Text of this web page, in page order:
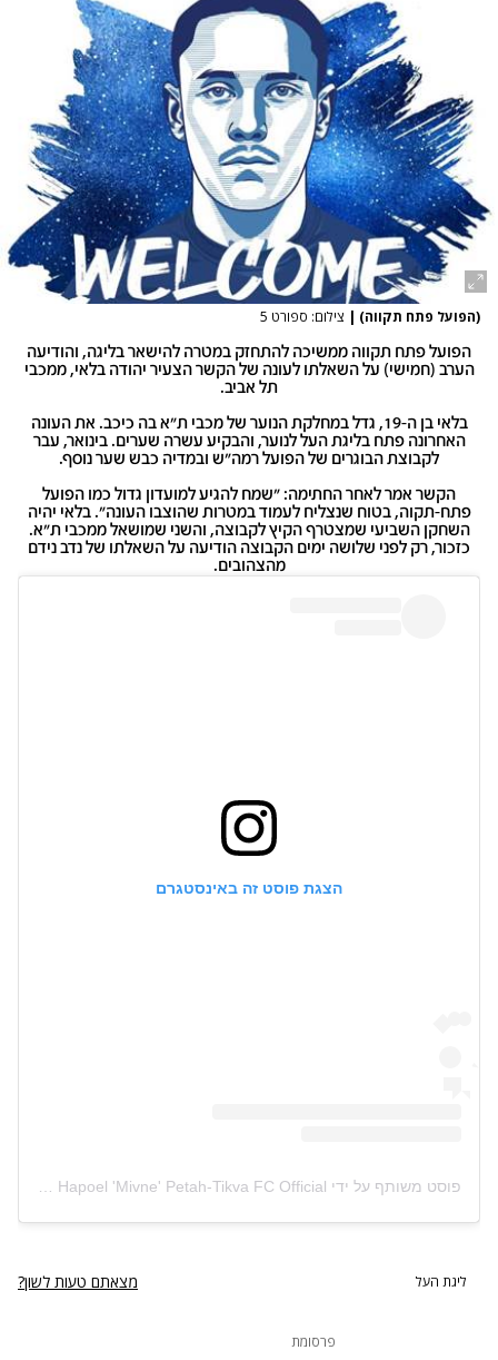
(הפועל פתח תקווה) | צילום: ספורט 5
הפועל פתח תקווה ממשיכה להתחזק במטרה להישאר בליגה, והודיעה
הערב (חמישי) על השאלתו לעונה של הקשר הצעיר יהודה בלאי, ממכבי
תל אביב.
בלאי בן ה-19, גדל במחלקת הנוער של מכבי ת"א בה כיכב. את העונה
האחרונה פתח בליגת העל לנוער, והבקיע עשרה שערים. בינואר, עבר
לקבוצת הבוגרים של הפועל רמה"ש ובמדיה כבש שער נוסף.
הקשר אמר לאחר החתימה: "שמח להגיע למועדון גדול כמו הפועל
פתח-תקוה, בטוח שנצליח לעמוד במטרות שהוצבו העונה". בלאי יהיה
השחקן השביעי שמצטרף הקיץ לקבוצה, והשני שמושאל ממכבי ת"א.
כזכור, רק לפני שלושה ימים הקבוצה הודיעה על השאלתו של נדב נידם
מהצהובים.
הצגת פוסט זה באינסטגרם
פוסט משותף על ידי ‏‎Hapoel 'Mivne' Petah-Tikva FC Official הפועל 'מבנה' פתח-תקוה‎‏ (@‏‎hapoelpetahtikvafc‎‏)
ליגת העל מצאתם טעות לשון?
פרסומת